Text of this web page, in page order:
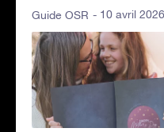
Guide OSR - 10 avril 2026